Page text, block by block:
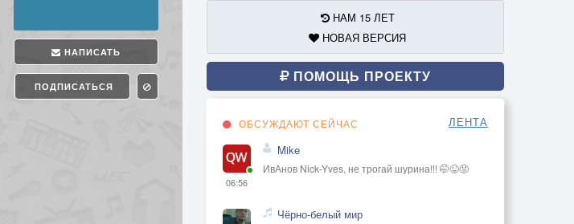
НАПИСАТЬ
ПОДПИСАТЬСЯ
НАМ 15 ЛЕТ
НОВАЯ ВЕРСИЯ
ПОМОЩЬ ПРОЕКТУ
ОБСУЖДАЮТ СЕЙЧАС ЛЕНТА
06:56
Mike
ИвАнов Nick-Yves, не трогай шурина!!! 🤭😜😡
Чёрно-белый мир